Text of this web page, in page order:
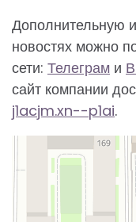
Дополнительную
новостях можно
сети: Телеграм и
сайт компании
j1acjm.xn--p1ai.